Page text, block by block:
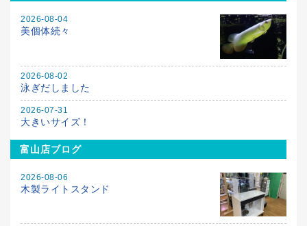
2026-08-04
美個体続々
2026-08-02
泳ぎだしました
2026-07-31
大きいサイズ！
富山店ブログ
2026-08-06
木製ライトスタンド